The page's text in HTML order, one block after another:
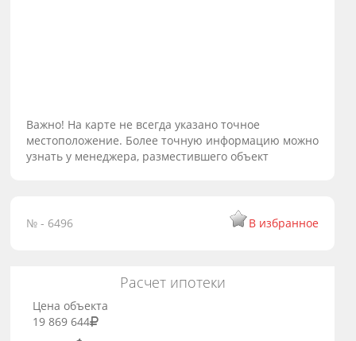
Важно! На карте не всегда указано точное
местоположение. Более точную информацию можно
узнать у менеджера, разместившего объект
№ - 6496 В избранное
Расчет ипотеки
Цена объекта
19 869 644